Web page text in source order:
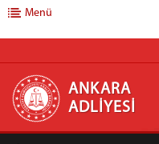
ANKARA
ANASAYFA
Menü
ANKARA
ADLİYESİ